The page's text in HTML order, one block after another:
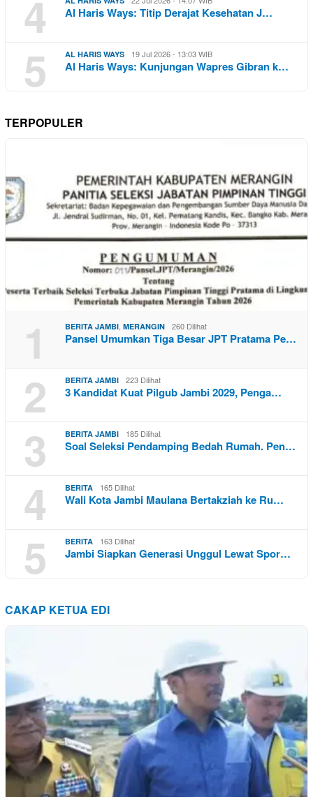
4 Al Haris Ways: Titip Derajat Kesehatan J…
5 AL HARIS WAYS 19 Jul 2026 - 13:03 WIB
Al Haris Ways: Kunjungan Wapres Gibran k…
TERPOPULER
1 BERITA JAMBI MERANGIN 260 Dilihat
Pansel Umumkan Tiga Besar JPT Pratama Pe…
2 BERITA JAMBI 223 Dilihat
3 Kandidat Kuat Pilgub Jambi 2029, Penga…
3 BERITA JAMBI 185 Dilihat
Soal Seleksi Pendamping Bedah Rumah. Pen…
4 BERITA 165 Dilihat
Wali Kota Jambi Maulana Bertakziah ke Ru…
5 BERITA 163 Dilihat
Jambi Siapkan Generasi Unggul Lewat Spor…
CAKAP KETUA EDI